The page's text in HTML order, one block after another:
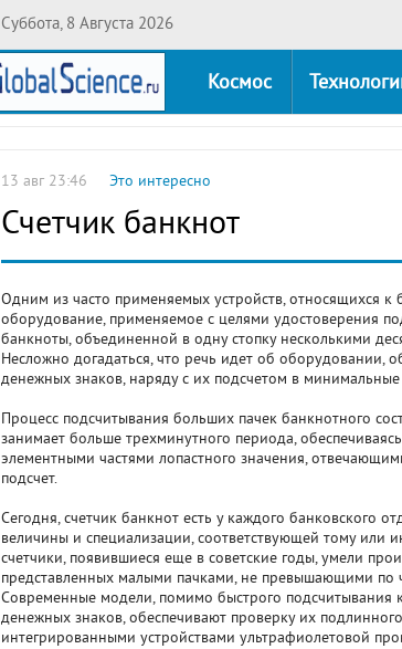
Суббота, 8 Августа 2026
Космос
13 авг 23:46 Это интересно
Счетчик банкнот
Одним из часто применяемых устройств, относящихся к
оборудование, применяемое с целями удостоверения
банкноты, объединенной в одну стопку несколькими
Несложно догадаться, что речь идет об оборудовании,
денежных знаков, наряду с их подсчетом в
Процесс подсчитывания больших пачек банкнотного
занимает больше трехминутного периода,
элементными частями лопастного значения,
подсчет.
Сегодня, счетчик банкнот есть у каждого банковского
величины и специализации, соответствующей тому или
счетчики, появившиеся еще в советские годы, умели
представленных малыми пачками, не превышающими по
Современные модели, помимо быстрого подсчитывания
денежных знаков, обеспечивают проверку их
интегрированными устройствами ультрафиолетовой